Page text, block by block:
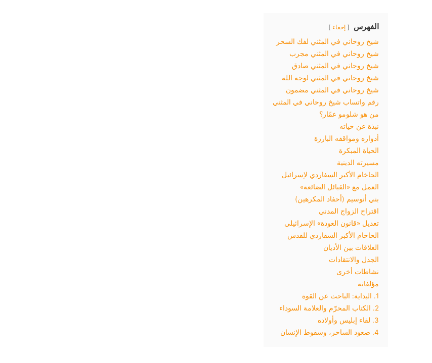
الفهرس إخفاء
شيخ روحاني في المثني لفك السحر
شيخ روحاني في المثني مجرب
شيخ روحاني في المثني صادق
شيخ روحاني في المثني لوجه الله
شيخ روحاني في المثني مضمون
رقم واتساب شيخ روحاني في المثني
من هو شلومو عمّار؟
نبذة عن حياته
أدواره ومواقفه البارزة
الحياة المبكرة
مسيرته الدينية
الحاخام الأكبر السفاردي لإسرائيل
العمل مع «القبائل الضائعة»
بني أنوسيم (أحفاد المكرهين)
اقتراح الزواج المدني
تعديل «قانون العودة» الإسرائيلي
الحاخام الأكبر السفاردي للقدس
العلاقات بين الأديان
الجدل والانتقادات
نشاطات أخرى
مؤلفاته
1. البداية: الباحث عن القوة
2. الكتاب المحرّم والعلامة السوداء
3. لقاء إبليس وأولاده
4. صعود الساحر، وسقوط الإنسان